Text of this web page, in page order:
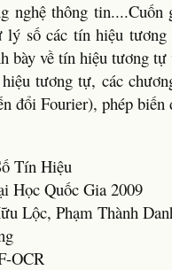
nghệ thông
lý số các tín hiệu
bày về tín hiệu tương
tương tự, các
đổi Fourier), phép
Tín Hiệu
Học Quốc Gia 2009
Lộc, Phạm Thành
OCR